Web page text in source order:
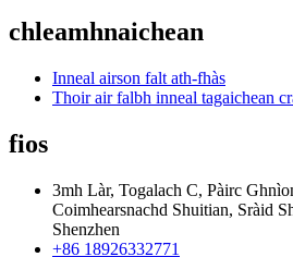
chleamhnaichean
Inneal airson falt ath-fhàs
Thoir air falbh inneal tagaichean
fios
3mh Làr, Togalach C, Pàirc
Coimhearsnachd Shuitian, Sràid
Shenzhen
+86 18926332771